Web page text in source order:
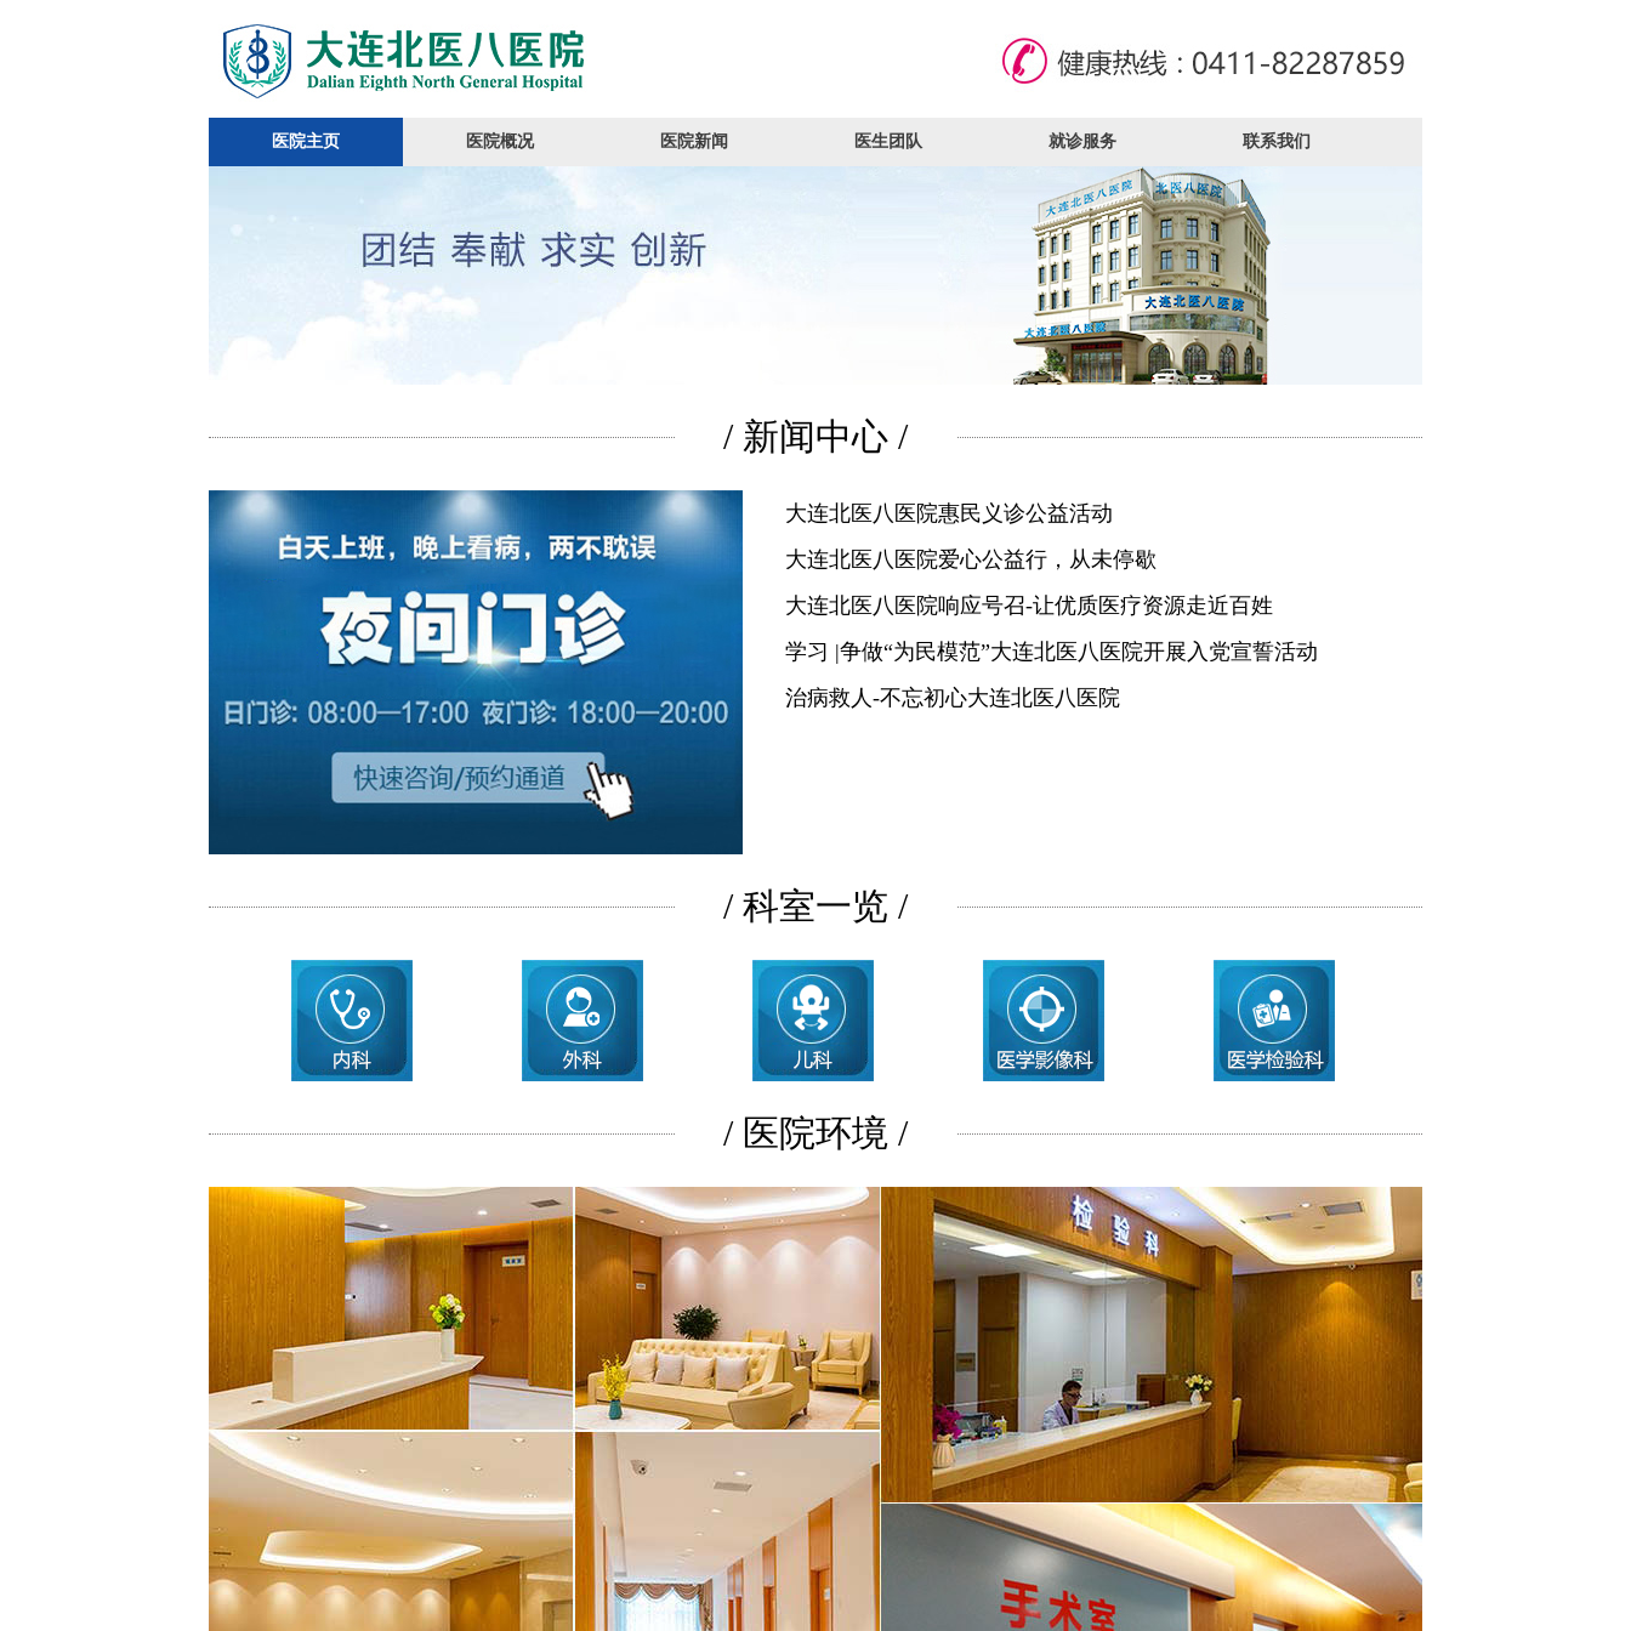
医院主页 医院概况 医院新闻 医生团队 就诊服务 联系我们
/ 新闻中心 /
大连北医八医院惠民义诊公益活动
大连北医八医院爱心公益行，从未停歇
大连北医八医院响应号召-让优质医疗资源走近百姓
学习 |争做“为民模范”大连北医八医院开展入党宣誓活动
治病救人-不忘初心大连北医八医院
/ 科室一览 /
/ 医院环境 /